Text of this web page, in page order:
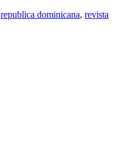
republica dominicana, revista